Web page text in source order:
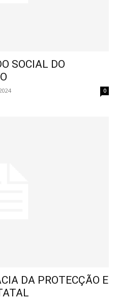
SOCIAL DO
0
DA PROTECÇÃO E